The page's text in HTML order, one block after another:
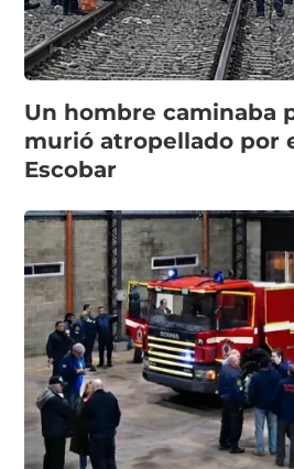
Un hombre caminaba
murió atropellado por
Escobar